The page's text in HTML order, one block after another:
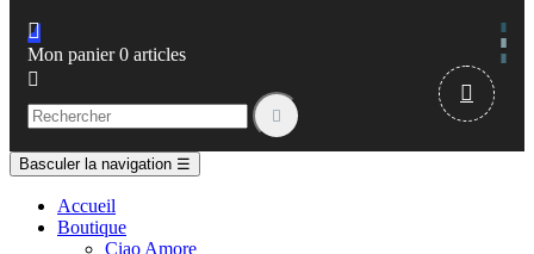

Mon panier 0 articles



Basculer la navigation ☰
Accueil
Boutique
Ciao Amore